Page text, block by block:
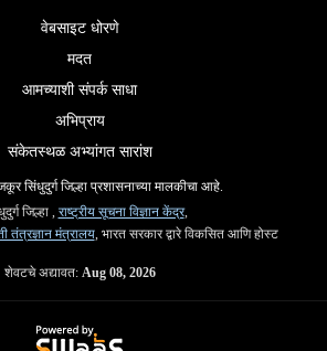
वेबसाइट धोरणे
मदत
आमच्याशी संपर्क साधा
अभिप्राय
संकेतस्थळ अभ्यांगत सारांश
सिंधुदुर्ग जिल्हा प्रशासनाच्या मालकीचा आहे.
जिल्हा , राष्ट्रीय सूचना विज्ञान केंद्र,
तंत्रज्ञान मंत्रालय, भारत सरकार द्वारे विकसित आणि होस्ट
शेवटचे अद्यावत: Aug 08, 2026